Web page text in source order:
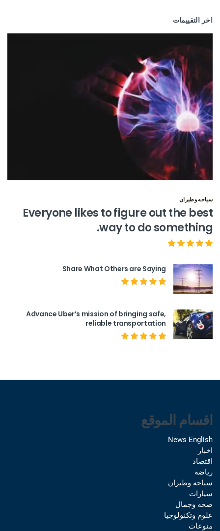
اخر التقييمات
سياحه وطيران
Everyone likes to figure out the best
way to do something.
Share What Others are Saying
Advance Uber’s mission of bringing safe,
reliable transportation
اقسام الموقع
News English
اخبار
اقتصاد
رياضه
سياحه وطيران
سيارات
صحه وجمال
علوم وتكنولوجيا
منوعات